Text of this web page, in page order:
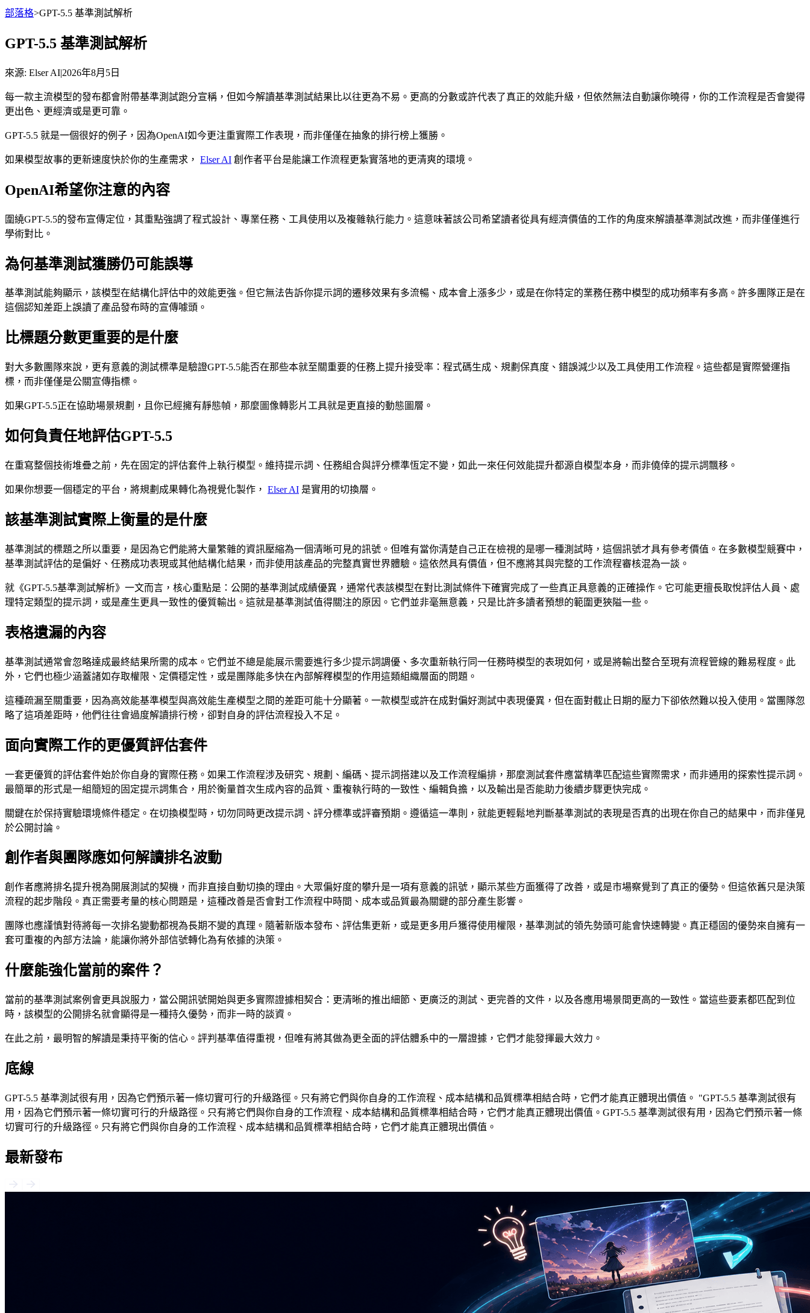
部落格>GPT-5.5 基準測試解析
GPT-5.5 基準測試解析
來源: Elser AI|2026年8月5日
每一款主流模型的發布都會附帶基準測試跑分宣稱，但如今解讀基準測試結果比以往更為不易。更高的分數或許代表了真正的效能升級，但依然無法自動讓你曉得，你的工作流程是否會變得
更出色、更經濟或是更可靠。
GPT-5.5 就是一個很好的例子，因為OpenAI如今更注重實際工作表現，而非僅僅在抽象的排行榜上獲勝。
如果模型故事的更新速度快於你的生產需求， Elser AI 創作者平台是能讓工作流程更紮實落地的更清爽的環境。
OpenAI希望你注意的內容
圍繞GPT-5.5的發布宣傳定位，其重點強調了程式設計、專業任務、工具使用以及複雜執行能力。這意味著該公司希望讀者從具有經濟價值的工作的角度來解讀基準測試改進，而非僅僅進行
學術對比。
為何基準測試獲勝仍可能誤導
基準測試能夠顯示，該模型在結構化評估中的效能更強。但它無法告訴你提示詞的遷移效果有多流暢、成本會上漲多少，或是在你特定的業務任務中模型的成功頻率有多高。許多團隊正是在
這個認知差距上誤讀了產品發布時的宣傳噱頭。
比標題分數更重要的是什麼
對大多數團隊來說，更有意義的測試標準是驗證GPT-5.5能否在那些本就至關重要的任務上提升接受率：程式碼生成、規劃保真度、錯誤減少以及工具使用工作流程。這些都是實際營運指
標，而非僅僅是公關宣傳指標。
如果GPT-5.5正在協助場景規劃，且你已經擁有靜態幀，那麼圖像轉影片工具就是更直接的動態圖層。
如何負責任地評估GPT-5.5
在重寫整個技術堆疊之前，先在固定的評估套件上執行模型。維持提示詞、任務組合與評分標準恆定不變，如此一來任何效能提升都源自模型本身，而非僥倖的提示詞飄移。
如果你想要一個穩定的平台，將規劃成果轉化為視覺化製作， Elser AI 是實用的切換層。
該基準測試實際上衡量的是什麼
基準測試的標題之所以重要，是因為它們能將大量繁雜的資訊壓縮為一個清晰可見的訊號。但唯有當你清楚自己正在檢視的是哪一種測試時，這個訊號才具有參考價值。在多數模型競賽中，
基準測試評估的是偏好、任務成功表現或其他結構化結果，而非使用該產品的完整真實世界體驗。這依然具有價值，但不應將其與完整的工作流程審核混為一談。
就《GPT-5.5基準測試解析》一文而言，核心重點是：公開的基準測試成績優異，通常代表該模型在對比測試條件下確實完成了一些真正具意義的正確操作。它可能更擅長取悅評估人員、處
理特定類型的提示詞，或是產生更具一致性的優質輸出。這就是基準測試值得關注的原因。它們並非毫無意義，只是比許多讀者預想的範圍更狹隘一些。
表格遺漏的內容
基準測試通常會忽略達成最終結果所需的成本。它們並不總是能展示需要進行多少提示詞調優、多次重新執行同一任務時模型的表現如何，或是將輸出整合至現有流程管線的難易程度。此
外，它們也極少涵蓋諸如存取權限、定價穩定性，或是團隊能多快在內部解釋模型的作用這類組織層面的問題。
這種疏漏至關重要，因為高效能基準模型與高效能生產模型之間的差距可能十分顯著。一款模型或許在成對偏好測試中表現優異，但在面對截止日期的壓力下卻依然難以投入使用。當團隊忽
略了這項差距時，他們往往會過度解讀排行榜，卻對自身的評估流程投入不足。
面向實際工作的更優質評估套件
一套更優質的評估套件始於你自身的實際任務。如果工作流程涉及研究、規劃、編碼、提示詞搭建以及工作流程編排，那麼測試套件應當精準匹配這些實際需求，而非通用的探索性提示詞。
最簡單的形式是一組簡短的固定提示詞集合，用於衡量首次生成內容的品質、重複執行時的一致性、編輯負擔，以及輸出是否能助力後續步驟更快完成。
關鍵在於保持實驗環境條件穩定。在切換模型時，切勿同時更改提示詞、評分標準或評審預期。遵循這一準則，就能更輕鬆地判斷基準測試的表現是否真的出現在你自己的結果中，而非僅見
於公開討論。
創作者與團隊應如何解讀排名波動
創作者應將排名提升視為開展測試的契機，而非直接自動切換的理由。大眾偏好度的攀升是一項有意義的訊號，顯示某些方面獲得了改善，或是市場察覺到了真正的優勢。但這依舊只是決策
流程的起步階段。真正需要考量的核心問題是，這種改善是否會對工作流程中時間、成本或品質最為關鍵的部分產生影響。
團隊也應謹慎對待將每一次排名變動都視為長期不變的真理。隨著新版本發布、評估集更新，或是更多用戶獲得使用權限，基準測試的領先勢頭可能會快速轉變。真正穩固的優勢來自擁有一
套可重複的內部方法論，能讓你將外部信號轉化為有依據的決策。
什麼能強化當前的案件？
當前的基準測試案例會更具說服力，當公開訊號開始與更多實際證據相契合：更清晰的推出細節、更廣泛的測試、更完善的文件，以及各應用場景間更高的一致性。當這些要素都匹配到位
時，該模型的公開排名就會顯得是一種持久優勢，而非一時的談資。
在此之前，最明智的解讀是秉持平衡的信心。評判基準值得重視，但唯有將其做為更全面的評估體系中的一層證據，它們才能發揮最大效力。
底線
GPT-5.5 基準測試很有用，因為它們預示著一條切實可行的升級路徑。只有將它們與你自身的工作流程、成本結構和品質標準相結合時，它們才能真正體現出價值。 "GPT-5.5 基準測試很有
用，因為它們預示著一條切實可行的升級路徑。只有將它們與你自身的工作流程、成本結構和品質標準相結合時，它們才能真正體現出價值。GPT-5.5 基準測試很有用，因為它們預示著一條
切實可行的升級路徑。只有將它們與你自身的工作流程、成本結構和品質標準相結合時，它們才能真正體現出價值。
最新發布